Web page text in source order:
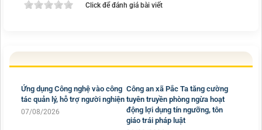
Click để đánh giá bài viết
Ứng dụng Công nghệ vào công
tác quản lý, hỗ trợ người nghiện
07/08/2026